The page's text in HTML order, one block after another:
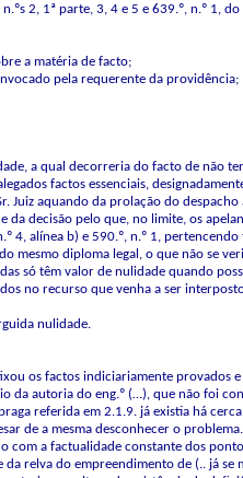
2, 1ª parte, 3, 4 e 5 e 639.º, n.º 1, do
a matéria de facto;
pela requerente da providência;
a qual decorreria do facto de
factos essenciais,
Juiz aquando da prolação do
da decisão pelo que, no limite, os
4, alínea b) e 590.º, n.º 1,
mesmo diploma legal, o que não se
só têm valor de nulidade quando
no recurso que venha a ser
nulidade.
os factos indiciariamente
da autoria do eng.º (…), que não foi
referida em 2.1.9. já existia há
de a mesma desconhecer o problema.
com a factualidade constante dos
relva do empreendimento de (.. já se